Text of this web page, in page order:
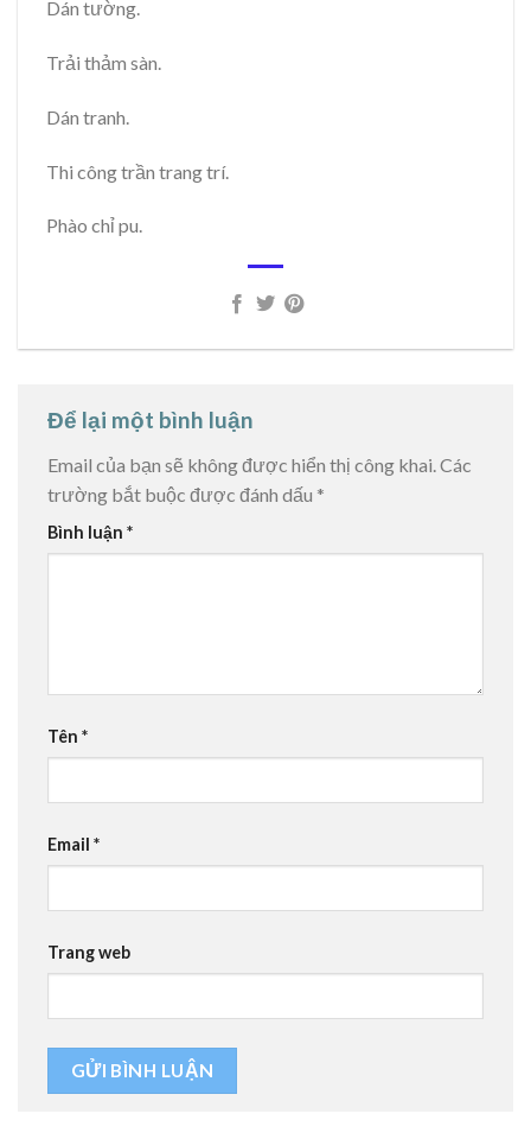
Dán tường.
Trải thảm sàn.
Dán tranh.
Thi công trần trang trí.
Phào chỉ pu.
Để lại một bình luận
Email của bạn sẽ không được hiển thị công khai. Các
trường bắt buộc được đánh dấu *
Bình luận *
Tên *
Email *
Trang web